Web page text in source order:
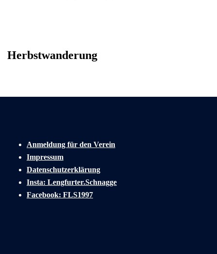
Herbstwanderung
Anmeldung für den Verein
Impressum
Datenschutzerklärung
Insta: Lengfurter.Schnagge
Facebook: FLS1997